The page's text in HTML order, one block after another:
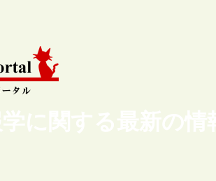
に関する最新の